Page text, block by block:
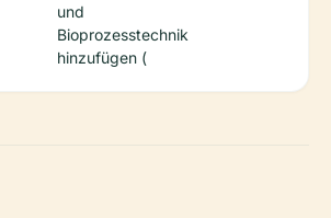
und
Bioprozesstechnik
hinzufügen (